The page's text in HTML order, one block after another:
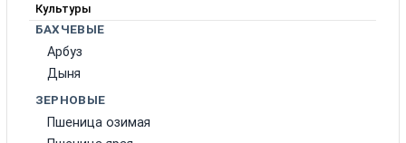
Культуры
БАХЧЕВЫЕ
Арбуз
Дыня
ЗЕРНОВЫЕ
Пшеница озимая